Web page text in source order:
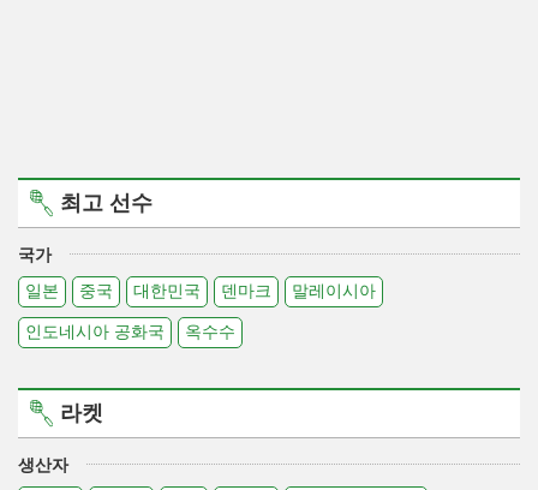
최고 선수
국가
일본
중국 대한민국 덴마크 말레이시아
인도네시아 공화국 옥수수
라켓
생산자